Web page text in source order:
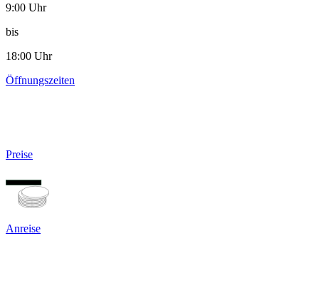
9:00 Uhr
bis
18:00 Uhr
Öffnungszeiten
Preise
Anreise